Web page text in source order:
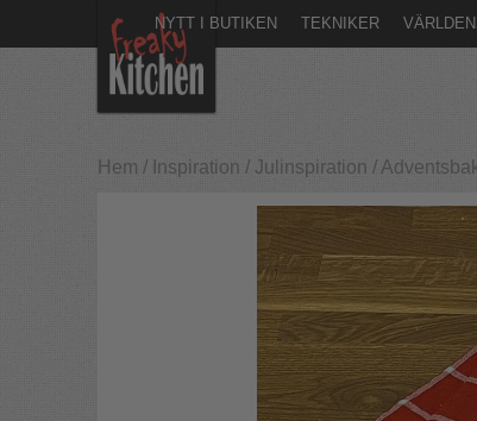
NYTT I BUTIKEN TEKNIKER
Hem / Inspiration / Julinspiration /